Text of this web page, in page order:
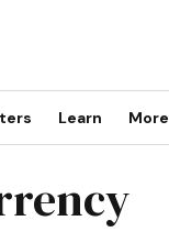
Learn More